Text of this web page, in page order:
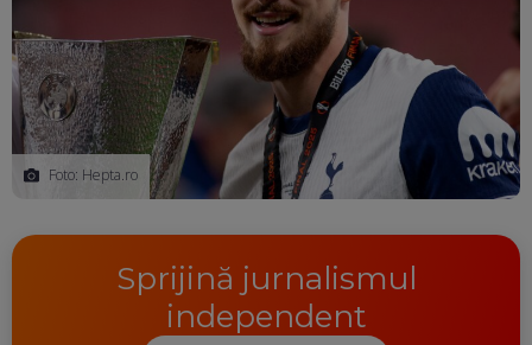
Foto: Hepta.ro
Sprijină jurnalismul
independent